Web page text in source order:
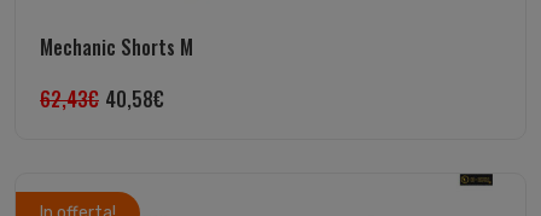
Mechanic Shorts M
62,43€ 40,58€